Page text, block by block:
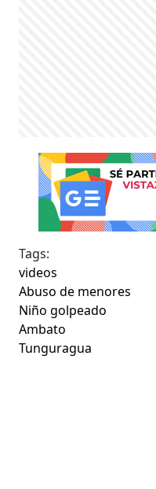
Tags:
videos
Abuso de menores
Niño golpeado
Ambato
Tunguragua